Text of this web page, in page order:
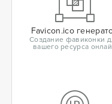
Favicon.ico
Создание фавиконки
вашего ресурса